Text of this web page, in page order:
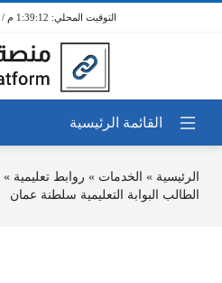
1:39:12 م / 10 أغسطس 2026
الرئيسية » الخدمات » روابط تعليمية »
الطالب البوابة التعليمية سلطنة عمان